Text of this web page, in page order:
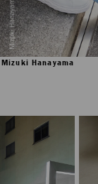
Victoria Magrath